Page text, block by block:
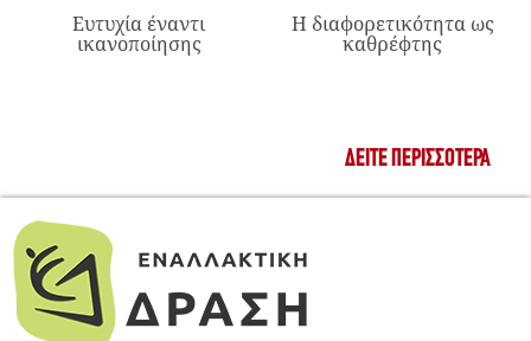
Ευτυχία έναντι
ικανοποίησης
Η διαφορετικότητα ως
καθρέφτης
ΔΕΊΤΕ ΠΕΡΙΣΣΌΤΕΡΑ